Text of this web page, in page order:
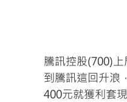
騰訊控股(700)
到騰訊這回升浪
400元就獲利套